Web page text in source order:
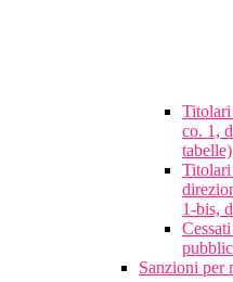
co. 1,
tabelle)
1-bis,
Sanzioni per